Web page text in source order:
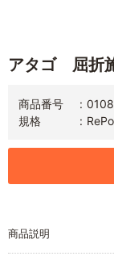
アタゴ 屈折
商品番号
規格
商品説明